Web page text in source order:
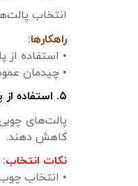
انتخاب
راهکارها:
• استفاده از
• چیدمان
۵. استفاده از پالت‌های چندبار مصرف
پالت‌های
کاهش دهند.
نکات انتخاب:
• انتخاب